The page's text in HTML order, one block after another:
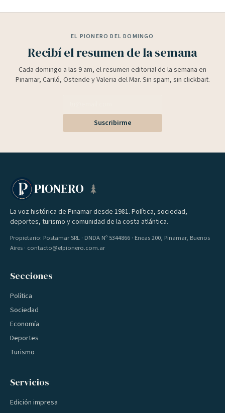
EL PIONERO DEL DOMINGO
Recibí el resumen de la semana
Cada domingo a las 9 am, el resumen editorial de la semana en
Pinamar, Cariló, Ostende y Valeria del Mar. Sin spam, sin clickbait.
Suscribirme
PIONERO
La voz histórica de Pinamar desde 1981. Política, sociedad,
deportes, turismo y comunidad de la costa atlántica.
Propietario: Postamar SRL · DNDA Nº 5344866 · Eneas 200, Pinamar, Buenos
Aires · contacto@elpionero.com.ar
Secciones
Política
Sociedad
Economía
Deportes
Turismo
Servicios
Edición impresa